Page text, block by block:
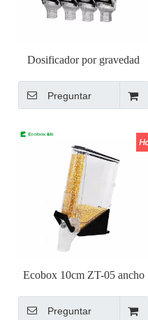
Dosificador por gravedad
Ecobox ZT-01 19L
Preguntar
Ecobox 10cm ZT-05 ancho
estrecho Dispensador Gravity
Bin
Preguntar